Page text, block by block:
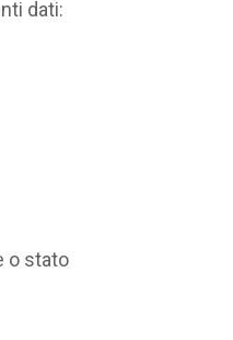
dati:
o stato